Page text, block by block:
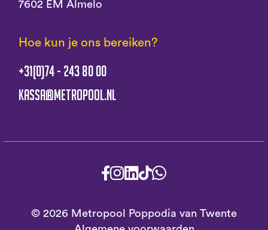
7602 EM Almelo
Hoe kun je ons bereiken?
+31(0)74 - 243 80 00
kassa@metropool.nl
© 2026 Metropool Poppodia van Twente